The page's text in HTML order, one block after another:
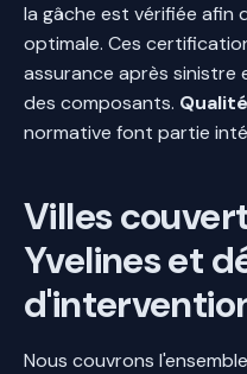
la gâche est vérifiée afin
optimale. Ces
assurance après
des composants. Qualité
normative font partie
Villes
Yvelines et
Nous couvrons